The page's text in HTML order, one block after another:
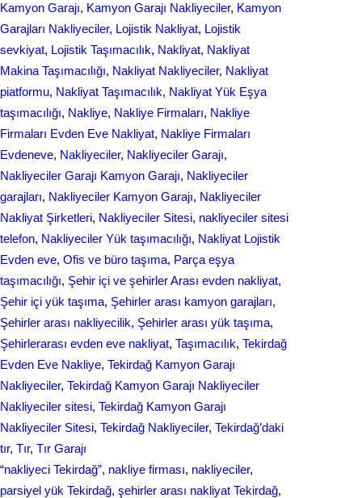
o
o
k
d
I
n
r
e
Kamyon Garajı, Kamyon Garajı Nakliyeciler, Kamyon
Garajları Nakliyeciler, Lojistik Nakliyat, Lojistik
sevkiyat, Lojistik Taşımacılık, Nakliyat, Nakliyat
Makina Taşımacılığı, Nakliyat Nakliyeciler, Nakliyat
piatformu, Nakliyat Taşımacılık, Nakliyat Yük Eşya
taşımacılığı, Nakliye, Nakliye Firmaları, Nakliye
Firmaları Evden Eve Nakliyat, Nakliye Firmaları
Evdeneve, Nakliyeciler, Nakliyeciler Garajı
Nakliyeciler Garajı Kamyon Garajı, Nakliyeciler
garajları, Nakliyeciler Kamyon Garajı, Nakliyeciler
Nakliyat Şirketleri, Nakliyeciler Sitesi, nakliyeciler sitesi
telefon, Nakliyeciler Yük taşımacılığı, Nаkliyаt Lojistik
Evdеn eve, Ofis ve büro taşıma, Parça eşya
taşımacılığı, Şehir içi ve şehirler Arası evden nakliyat
Şehir içi yük taşıma, Şehirler arası kamyon garajları
Şehirler arası nakliyecilik, Şehirler arası yük taşıma
Şehirlerarası evden eve nakliyat, Taşımacılık, Tekirdağ
Evden Eve Nakliye, Tekirdağ Kamyon Garajı
Nakliyeciler, Tekirdağ Kamyon Garajı Nakliyeciler
Nakliyeciler sitesi, Tekirdağ Kamyon Garajı
Nakliyeciler Sitesi, Tekirdağ Nakliyeciler, Tekirdağ’daki
tır, Tır, Tır Garajı
“nakliyeci Tekirdağ”, nakliye firması, nakliyeciler
parsiyel yük Tekirdağ, şehirler arası nakliyat Tekirdağ